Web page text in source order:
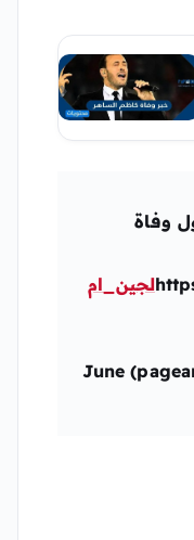
وفاة
#لجين_ام
— الصفحة العربية (@pagearabi) June